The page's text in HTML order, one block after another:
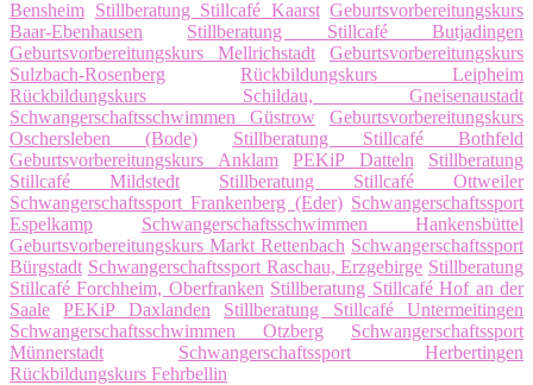
Bensheim Stillberatung Stillcafé Kaarst Geburtsvorbereitungskurs
Baar-Ebenhausen
Stillberatung Stillcafé Butjadingen
Geburtsvorbereitungskurs Mellrichstadt
Geburtsvorbereitungskurs
Sulzbach-Rosenberg
Rückbildungskurs Leipheim
Rückbildungskurs Schildau, Gneisenaustadt
Schwangerschaftsschwimmen Güstrow
Geburtsvorbereitungskurs
Oschersleben (Bode)
Stillberatung Stillcafé Bothfeld
Geburtsvorbereitungskurs Anklam
PEKiP Datteln
Stillberatung
Stillcafé Mildstedt
Stillberatung Stillcafé Ottweiler
Schwangerschaftssport Frankenberg (Eder) Schwangerschaftssport
Espelkamp
Schwangerschaftsschwimmen Hankensbüttel
Geburtsvorbereitungskurs Markt Rettenbach Schwangerschaftssport
Bürgstadt Schwangerschaftssport Raschau, Erzgebirge Stillberatung
Stillcafé Forchheim, Oberfranken Stillberatung Stillcafé Hof an der
Saale
PEKiP Daxlanden
Stillberatung Stillcafé Untermeitingen
Schwangerschaftsschwimmen Otzberg
Schwangerschaftssport
Münnerstadt
Schwangerschaftssport Herbertingen
Rückbildungskurs Fehrbellin